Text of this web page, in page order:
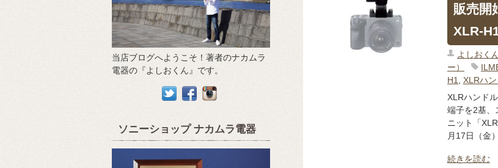
販売開
XLR-
よしおく
ー）
H1
XLRハ
XLRハンド
端子を2基、
ニット「
月17日（金
続きを読む
当店ブログへようこそ！著者のナカムラ
電器の『よしおくん』です。
ソニーショップ ナカムラ電器